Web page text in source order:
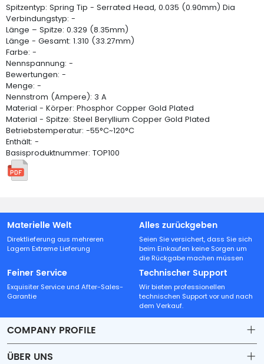
Spitzentyp: Spring Tip - Serrated Head, 0.035 (0.90mm) Dia
Verbindungstyp: -
Länge – Spitze: 0.329 (8.35mm)
Länge - Gesamt: 1.310 (33.27mm)
Farbe: -
Nennspannung: -
Bewertungen: -
Menge: -
Nennstrom (Ampere): 3 A
Material - Körper: Phosphor Copper Gold Plated
Material - Spitze: Steel Beryllium Copper Gold Plated
Betriebstemperatur: -55°C~120°C
Enthält: -
Basisproduktnummer: TOP100
Materielle Welt
Direktlieferung aus mehreren
Lagern Extreme Lieferung
Alles zurückgeben
Seien Sie versichert, dass Sie sich
beim Einkaufen keine Sorgen um
die Rückgabe machen müssen
Feiner Service
Exquisiter Service und After-Sales-
Garantie
Technischer Support
Wir bieten professionellen
technischen Support vor und nach
dem Verkauf.
COMPANY PROFILE
ÜBER UNS